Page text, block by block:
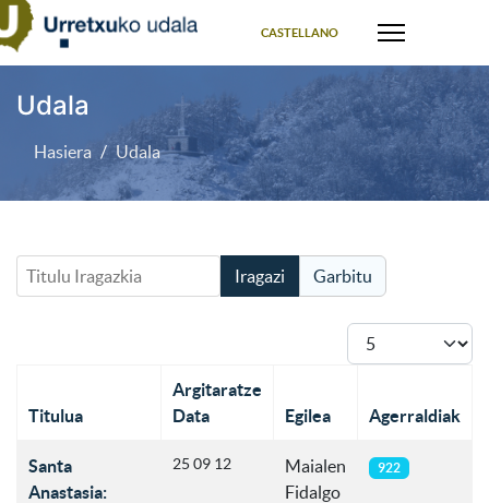
CASTELLANO
Udala
Hasiera Udala
Titulu Iragazkia Iragazi Garbitu
Bistaratu #
Titulua
Argitaratze
Data
Egilea Agerraldiak
Santa
Anastasia:
25 09 12
Maialen
Fidalgo
922